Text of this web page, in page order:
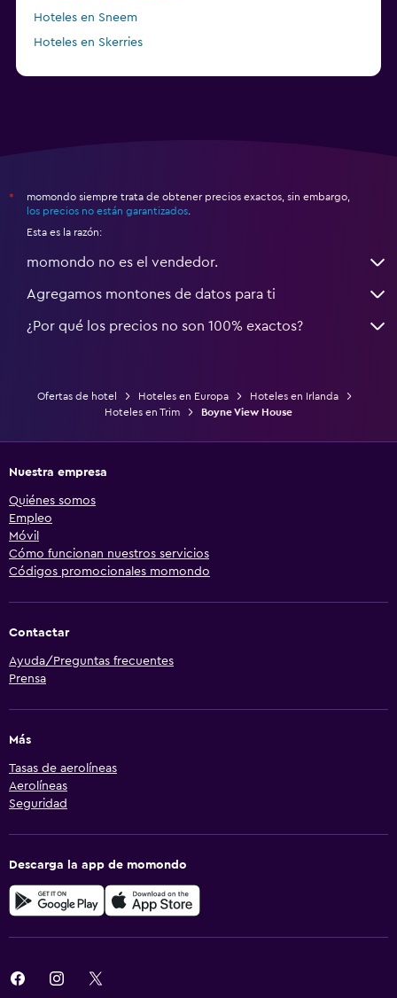
Hoteles en Sneem
Hoteles en Skerries
*
momondo siempre trata de obtener precios exactos, sin embargo,
los precios no están garantizados
Esta es la razón:
momondo no es el vendedor.
Agregamos montones de datos para ti
¿Por qué los precios no son 100% exactos?
Ofertas de hotel Hoteles en Europa
Hoteles en Irlanda
Hoteles en Trim
Boyne View House
Nuestra empresa
Quiénes somos
Empleo
Móvil
Cómo funcionan nuestros servicios
Códigos promocionales momondo
Contactar
Ayuda/Preguntas frecuentes
Prensa
Más
Tasas de aerolíneas
Aerolíneas
Seguridad
Descarga la app de momondo